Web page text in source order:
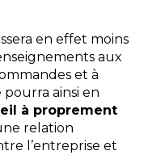
en effet moins
aux
et à
ainsi en
à proprement
relation
l’entreprise et